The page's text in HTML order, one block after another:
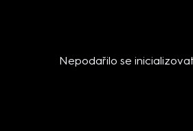
Nepodařilo se